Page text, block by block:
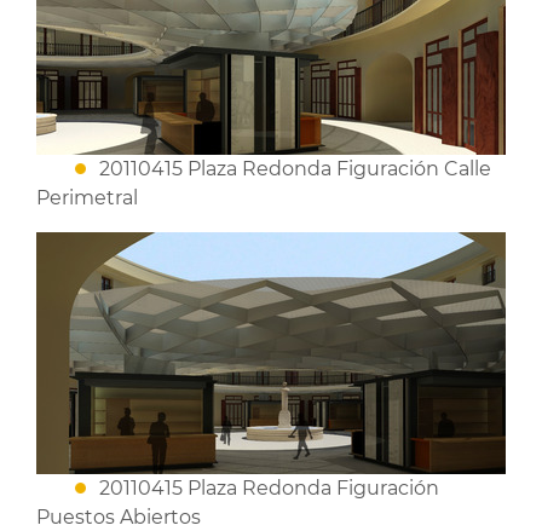
20110415 Plaza Redonda Figuración Calle
Perimetral
20110415 Plaza Redonda Figuración
Puestos Abiertos